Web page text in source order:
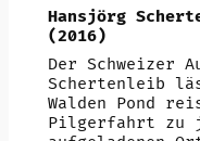
Hansjörg
(2016)
Der Schweizer
Schertenleib
Walden Pond
Pilgerfahrt zu